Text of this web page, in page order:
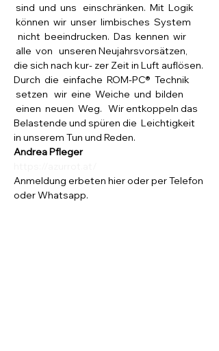
sind  und  uns   einschränken.  Mit  Logik
können  wir  unser  limbisches  System
nicht  beeindrucken.  Das  kennen  wir
alle  von   unseren Neujahrsvorsätzen,
die sich nach kur- zer Zeit in Luft auflösen.
Durch  die  einfache  ROM-PC®  Technik
setzen   wir  eine  Weiche  und  bilden
einen  neuen  Weg.   Wir entkoppeln das
Belastende und spüren die  Leichtigkeit
in unserem Tun und Reden.
Andrea Pfleger
Anmeldung erbeten hier oder per Telefon
oder Whatsapp.